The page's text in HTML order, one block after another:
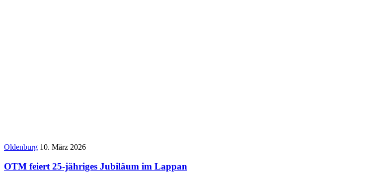
Oldenburg 10. März 2026
OTM feiert 25-jähriges Jubiläum im Lappan